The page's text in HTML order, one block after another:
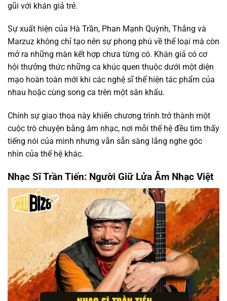
gũi với khán giả trẻ.
Sự xuất hiện của Hà Trần, Phan Mạnh Quỳnh, Thắng và
Marzuz không chỉ tạo nên sự phong phú về thể loại mà còn
mở ra những màn kết hợp chưa từng có. Khán giả có cơ
hội thưởng thức những ca khúc quen thuộc dưới một diện
mạo hoàn toàn mới khi các nghệ sĩ thể hiện tác phẩm của
nhau hoặc cùng song ca trên một sân khấu.
Chính sự giao thoa này khiến chương trình trở thành một
cuộc trò chuyện bằng âm nhạc, nơi mỗi thế hệ đều tìm thấy
tiếng nói của mình nhưng vẫn sẵn sàng lắng nghe góc
nhìn của thế hệ khác.
Nhạc Sĩ Trần Tiến: Người Giữ Lửa Âm Nhạc Việt